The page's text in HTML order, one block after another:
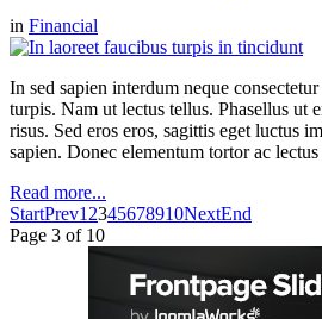
in Financial
In sed sapien interdum neque
turpis. Nam ut lectus tellus. Phasellus ut
risus. Sed eros eros, sagittis eget luctus
sapien. Donec elementum tortor ac
Read more...
StartPrev1 2345678910NextEnd
Page 3 of 10